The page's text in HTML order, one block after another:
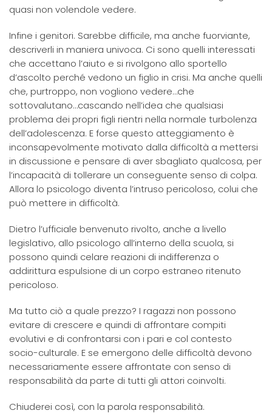
quasi non volendole vedere.
Infine i genitori. Sarebbe difficile, ma anche fuorviante,
descriverli in maniera univoca. Ci sono quelli interessati
che accettano l’aiuto e si rivolgono allo sportello
d’ascolto perché vedono un figlio in crisi. Ma anche quelli
che, purtroppo, non vogliono vedere…che
sottovalutano…cascando nell’idea che qualsiasi
problema dei propri figli rientri nella normale turbolenza
dell’adolescenza. E forse questo atteggiamento è
inconsapevolmente motivato dalla difficoltà a mettersi
in discussione e pensare di aver sbagliato qualcosa, per
l’incapacità di tollerare un conseguente senso di colpa.
Allora lo psicologo diventa l’intruso pericoloso, colui che
può mettere in difficoltà.
Dietro l’ufficiale benvenuto rivolto, anche a livello
legislativo, allo psicologo all’interno della scuola, si
possono quindi celare reazioni di indifferenza o
addirittura espulsione di un corpo estraneo ritenuto
pericoloso.
Ma tutto ciò a quale prezzo? I ragazzi non possono
evitare di crescere e quindi di affrontare compiti
evolutivi e di confrontarsi con i pari e col contesto
socio-culturale. E se emergono delle difficoltà devono
necessariamente essere affrontate con senso di
responsabilità da parte di tutti gli attori coinvolti.
Chiuderei così, con la parola responsabilità.